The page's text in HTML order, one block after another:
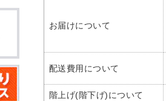
お届けについて
配送費用について
階上げ(階下げ)について